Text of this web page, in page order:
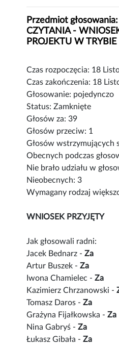
Przedmiot
CZYTANIA -
PROJEKTU W
Czas rozpoczęcia: 18
Czas zakończenia: 18
Głosowanie: pojedynczo
Status: Zamknięte
Głosów za: 39
Głosów przeciw: 1
Głosów wstrzymujących
Obecnych podczas
Nie brało udziału w
Nieobecnych: 3
Wymagany rodzaj
WNIOSEK PRZYJĘTY
Jak głosowali radni:
Jacek Bednarz -Za
Artur Buszek -Za
Iwona Chamielec -Za
Kazimierz Chrzanowski -
Tomasz Daros -Za
Grażyna Fijałkowska -Za
Nina Gabryś -Za
Łukasz Gibała -Za